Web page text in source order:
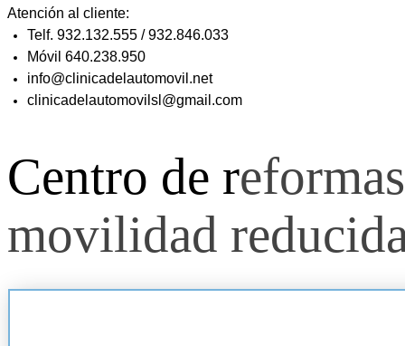
Atención al cliente:
Telf. 932.132.555 / 932.846.033
Móvil 640.238.950
info@clinicadelautomovil.net
clinicadelautomovilsl@gmail.com
Centro de r
movilidad